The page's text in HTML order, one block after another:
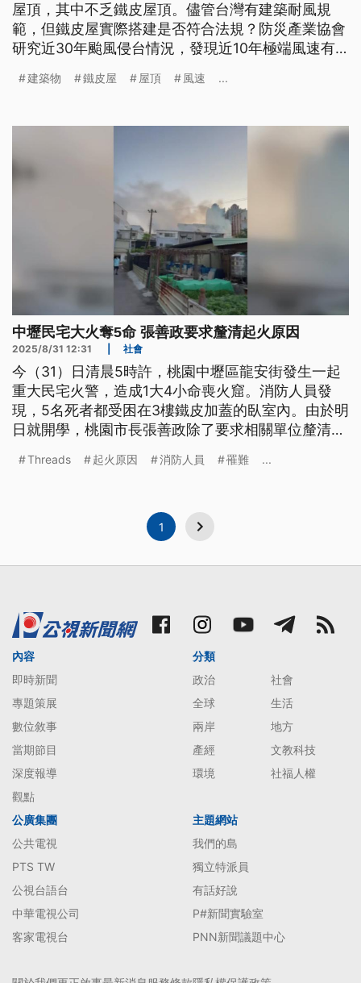
屋頂，其中不乏鐵皮屋頂。儘管台灣有建築耐風規
範，但鐵皮屋實際搭建是否符合法規？防災產業協會
研究近30年颱風侵台情況，發現近10年極端風速有
嗎？
建築物 鐵皮屋 屋頂 風速 ...
中壢民宅大火奪5命 張善政要求釐清起火原因
2025/8/31 12:31 社會
今（31）日清晨5時許，桃園中壢區龍安街發生一起
重大民宅火警，造成1大4小命喪火窟。消防人員發
現，5名死者都受困在3樓鐵皮加蓋的臥室內。由於明
日就開學，桃園市長張善政除了要求相關單位釐清起
行輔導。
Threads 起火原因 消防人員 罹難 ...
1
內容
即時新聞
專題策展
數位敘事
當期節目
深度報導
觀點
分類
政治
社會
全球
生活
兩岸
地方
產經
文教科技
環境
社福人權
公廣集團
公共電視
PTS TW
公視台語台
中華電視公司
客家電視台
主題網站
我們的島
獨立特派員
有話好說
P#新聞實驗室
PNN新聞議題中心